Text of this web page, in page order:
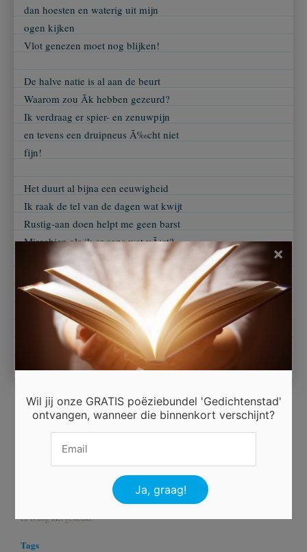
dan hoesten en waterig uit mijn
ogen kijken
Vlot genezen moet nog blijken!
De halve natie is al aan de beurt
Waarom zou Ã­k hebben gezeurd?
Ik verdraag er spier- en zenuwpijn
en tevens een druipneus Ã‰cht niet
fijn!
Het duurt al bijna een eeuwigheid
Ik raak de tel van de dagen wat kwijt
Rustig-aan doen helpt me geen barst
Misschien als ik er eens wat vÃ¡st?
Ik kom toch Ã©Ã©ns van dat virus wel af;
het voelt als een niet verdiende straf.
Dakoyria, 2016.
Ingezonden door
Er is nog niet gestemd.
Tags
Wil jij onze GRATIS poëziebundel 'Gedichtenstad'
ontvangen, wanneer die binnenkort verschijnt?
×